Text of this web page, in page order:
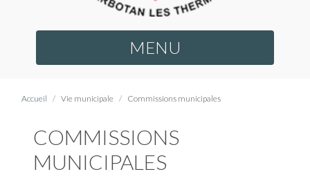
MENU
Accueil Vie municipale Commissions municipales
COMMISSIONS
MUNICIPALES